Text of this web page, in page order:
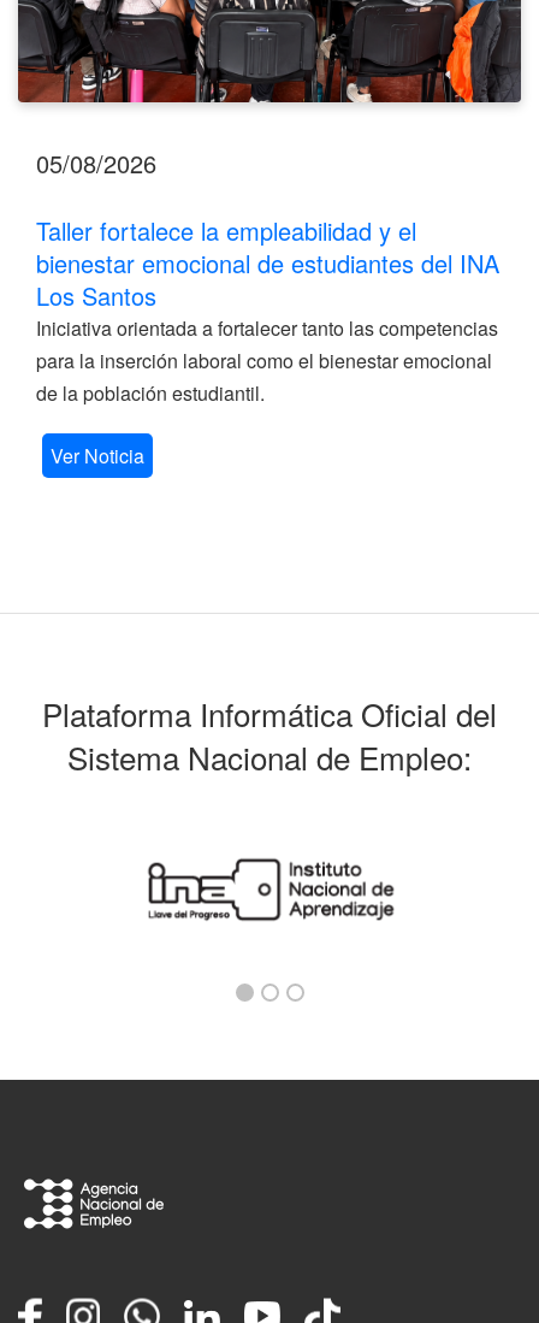
Santos
05/08/2026
Taller fortalece la empleabilidad y el
bienestar emocional de estudiantes del INA
Los Santos
Iniciativa orientada a fortalecer tanto las competencias
para la inserción laboral como el bienestar emocional
de la población estudiantil.
Ver Noticia
Plataforma Informática Oficial del
Sistema Nacional de Empleo:
FacebookInstagramWhatsappLinkedInYouTube
TikTok